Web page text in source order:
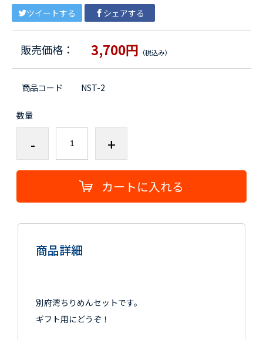
ツイートする シェアする
販売価格： 3,700円 （税込み）
商品コード NST-2
数量
- +
カートに入れる
商品詳細
別府湾ちりめんセットです。
ギフト用にどうぞ！